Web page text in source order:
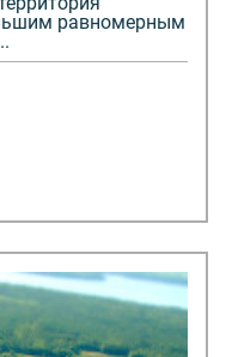
равномерным